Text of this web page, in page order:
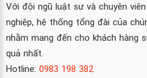
Với đội ngũ luật sư và chuyên
nghiệp, hệ thống tổng đài của
nhằm mang đến cho khách hàng
quả nhất.
Hotline: 0983 198 382